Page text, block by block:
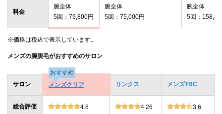
料金
腕全体
5回：79,800円
腕全体
5回：75,000円
腕全体
5回：
※価格は税込で表示しています。
メンズの腕脱毛がおすすめのサロン
サロン
おすすめ
メンズクリア
リンクス メンズTBC
総合評価 4.8 4.26 3.6